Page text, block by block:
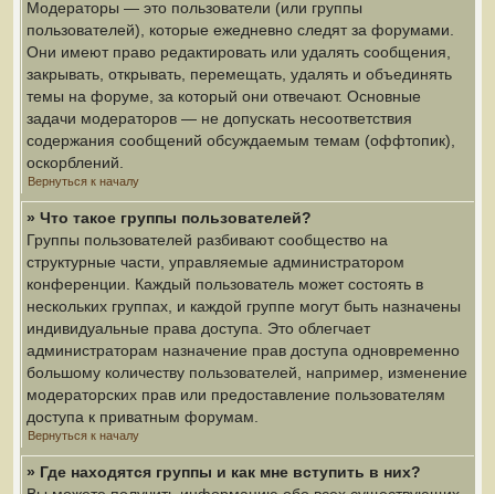
Модераторы — это пользователи (или группы
пользователей), которые ежедневно следят за форумами.
Они имеют право редактировать или удалять сообщения,
закрывать, открывать, перемещать, удалять и объединять
темы на форуме, за который они отвечают. Основные
задачи модераторов — не допускать несоответствия
содержания сообщений обсуждаемым темам (оффтопик),
оскорблений.
Вернуться к началу
» Что такое группы пользователей?
Группы пользователей разбивают сообщество на
структурные части, управляемые администратором
конференции. Каждый пользователь может состоять в
нескольких группах, и каждой группе могут быть назначены
индивидуальные права доступа. Это облегчает
администраторам назначение прав доступа одновременно
большому количеству пользователей, например, изменение
модераторских прав или предоставление пользователям
доступа к приватным форумам.
Вернуться к началу
» Где находятся группы и как мне вступить в них?